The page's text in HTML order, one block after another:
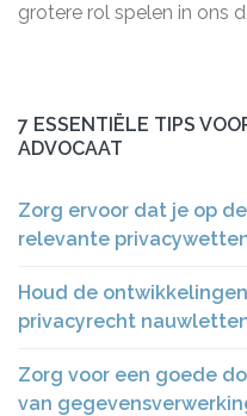
grotere rol spelen in ons
7 ESSENTIËLE TIPS
ADVOCAAT
Zorg ervoor dat je op
relevante
Houd de
privacyrecht
Zorg voor een goede
van